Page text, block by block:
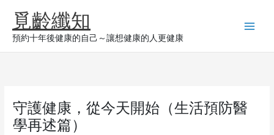
content覓齡纖知
預約十年後健康的自己～讓想健康的人更健康
守護健康，從今天開始（生活預防醫
學再述篇）